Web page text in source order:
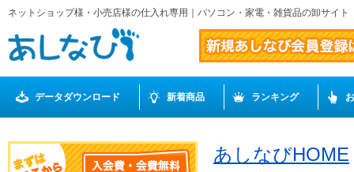
ネットショップ様・小売店様の仕入れ専用｜パソコン・家電・雑貨品の卸サイ
データダウンロード 新着商品 ランキング
あしなびHOME